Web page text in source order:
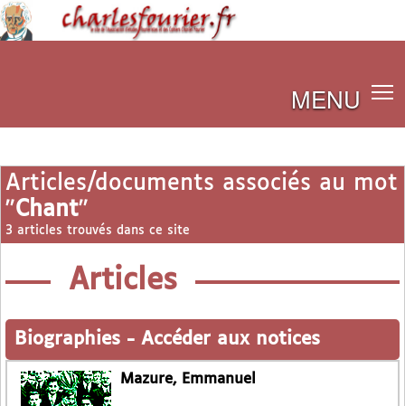
MENU
Articles/documents associés au mot
"Chant"
3 articles trouvés dans ce site
Articles
Biographies - Accéder aux notices
Mazure, Emmanuel